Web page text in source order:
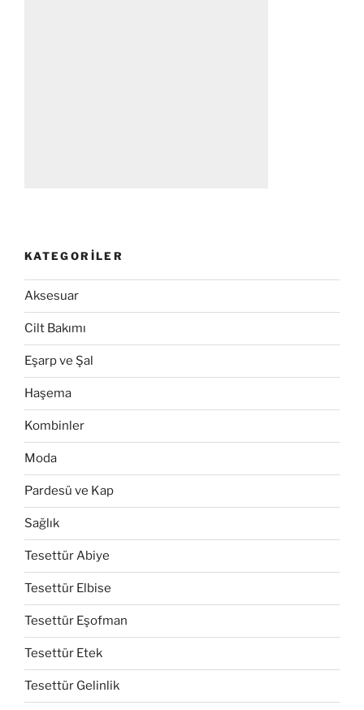
KATEGORILER
Aksesuar
Cilt Bakımı
Eşarp ve Şal
Haşema
Kombinler
Moda
Pardesü ve Kap
Sağlık
Tesettür Abiye
Tesettür Elbise
Tesettür Eşofman
Tesettür Etek
Tesettür Gelinlik